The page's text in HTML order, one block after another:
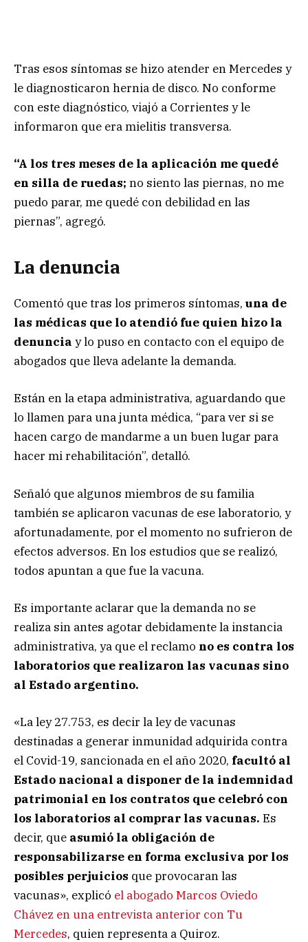
Tras esos síntomas se hizo atender en Mercedes y
le diagnosticaron hernia de disco. No conforme
con este diagnóstico, viajó a Corrientes y le
informaron que era mielitis transversa.
“A los tres meses de la aplicación me quedé
en silla de ruedas; no siento las piernas, no me
puedo parar, me quedé con debilidad en las
piernas”, agregó.
La denuncia
Comentó que tras los primeros síntomas, una de
las médicas que lo atendió fue quien hizo la
denuncia y lo puso en contacto con el equipo de
abogados que lleva adelante la demanda.
Están en la etapa administrativa, aguardando que
lo llamen para una junta médica, “para ver si se
hacen cargo de mandarme a un buen lugar para
hacer mi rehabilitación”, detalló.
Señaló que algunos miembros de su familia
también se aplicaron vacunas de ese laboratorio, y
afortunadamente, por el momento no sufrieron de
efectos adversos. En los estudios que se realizó,
todos apuntan a que fue la vacuna.
Es importante aclarar que la demanda no se
realiza sin antes agotar debidamente la instancia
administrativa, ya que el reclamo no es contra los
laboratorios que realizaron las vacunas sino
al Estado argentino.
«La ley 27.753, es decir la ley de vacunas
destinadas a generar inmunidad adquirida contra
el Covid-19, sancionada en el año 2020, facultó al
Estado nacional a disponer de la indemnidad
patrimonial en los contratos que celebró con
los laboratorios al comprar las vacunas. Es
decir, que asumió la obligación de
responsabilizarse en forma exclusiva por los
posibles perjuicios que provocaran las
vacunas», explicó el abogado Marcos Oviedo
Chávez en una entrevista anterior con Tu
Mercedes, quien representa a Quiroz.